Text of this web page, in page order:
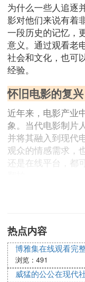
为什么一些人追逐
影对他们来说有着
一段历史的记忆，
意义。通过观看老
社会和文化，也可
经验。
怀旧电影的复兴
近年来，电影产业
象。当代电影制片
并将其融入到现代
观众的情感需求，
还是在线平台，都
着深远的影响和启
觉风格以及丰富的
提供了很多借鉴和
爱也表明，经典的
热点内容
博雅集在线观看完
浏览：491
威猛的公公在现代